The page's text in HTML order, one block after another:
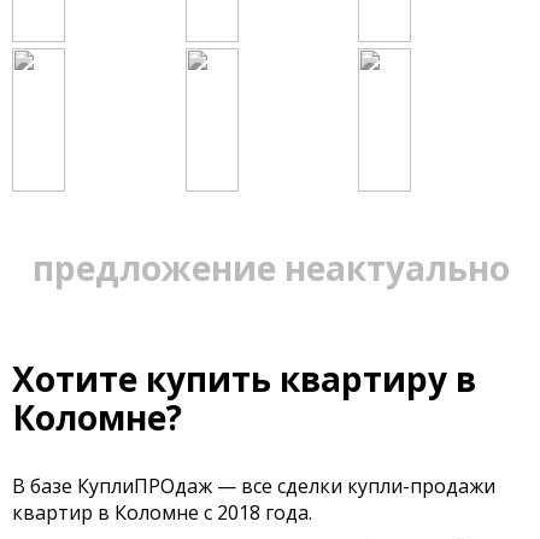
предложение неактуально
Хотите купить квартиру в
Коломне?
В базе КуплиПРОдаж — все сделки купли-продажи
квартир в Коломне с 2018 года.